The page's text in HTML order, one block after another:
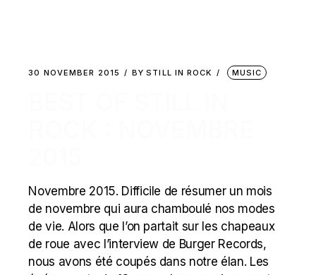
30 NOVEMBER 2015 BY STILL IN ROCK MUSIC
Novembre 2015. Difficile de résumer un mois
de novembre qui aura chamboulé nos modes
de vie. Alors que l’on partait sur les chapeaux
de roue avec l’interview de Burger Records,
nous avons été coupés dans notre élan. Les